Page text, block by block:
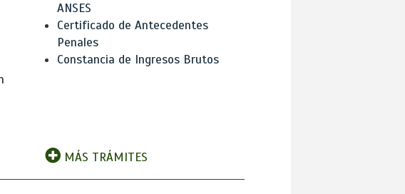
ANSES
Certificado de Antecedentes
Penales
Constancia de Ingresos Brutos
MÁS TRÁMITES